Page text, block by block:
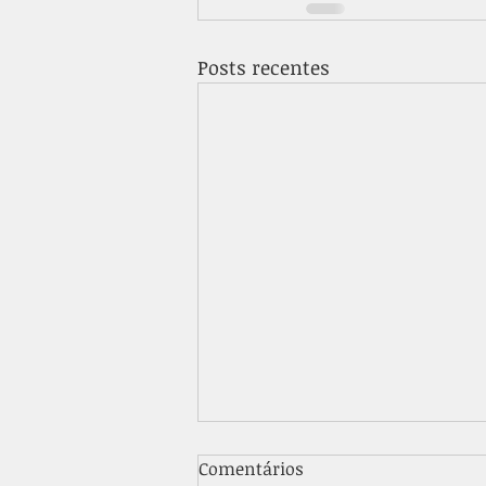
Posts recentes
Dirigindo com Epilepsia
Comentários